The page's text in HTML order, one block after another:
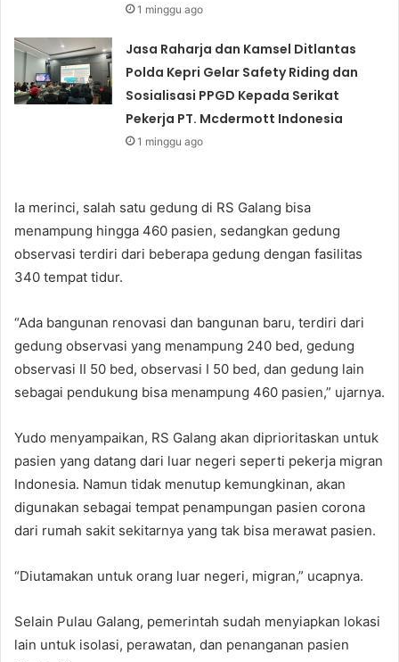
1 minggu ago
Jasa Raharja dan Kamsel Ditlantas
Polda Kepri Gelar Safety Riding dan
Sosialisasi PPGD Kepada Serikat
Pekerja PT. Mcdermott Indonesia
1 minggu ago
Ia merinci, salah satu gedung di RS Galang bisa
menampung hingga 460 pasien, sedangkan gedung
observasi terdiri dari beberapa gedung dengan fasilitas
340 tempat tidur.
“Ada bangunan renovasi dan bangunan baru, terdiri dari
gedung observasi yang menampung 240 bed, gedung
observasi II 50 bed, observasi I 50 bed, dan gedung lain
sebagai pendukung bisa menampung 460 pasien,” ujarnya.
Yudo menyampaikan, RS Galang akan diprioritaskan untuk
pasien yang datang dari luar negeri seperti pekerja migran
Indonesia. Namun tidak menutup kemungkinan, akan
digunakan sebagai tempat penampungan pasien corona
dari rumah sakit sekitarnya yang tak bisa merawat pasien.
“Diutamakan untuk orang luar negeri, migran,” ucapnya.
Selain Pulau Galang, pemerintah sudah menyiapkan lokasi
lain untuk isolasi, perawatan, dan penanganan pasien